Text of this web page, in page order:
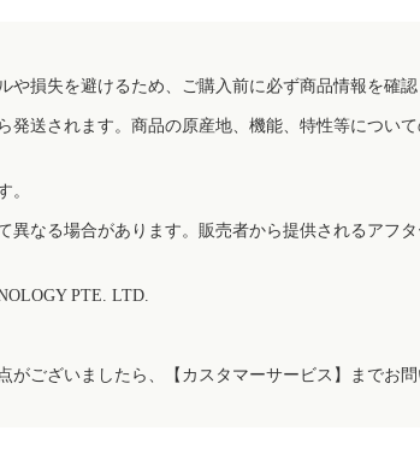
損失を避けるため、ご購入前に必ず商品情報を確
送されます。商品の原産地、機能、特性等につい
。
なる場合があります。販売者から提供されるアフ
PTE. LTD.
ございましたら、【カスタマーサービス】までお